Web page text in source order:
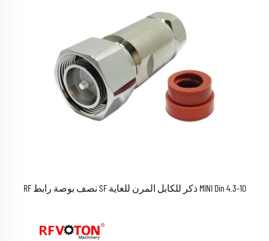
MINI Din 4.3-10 ذكر للكابل المرن للغاية SF نصف بوصة رابط RF